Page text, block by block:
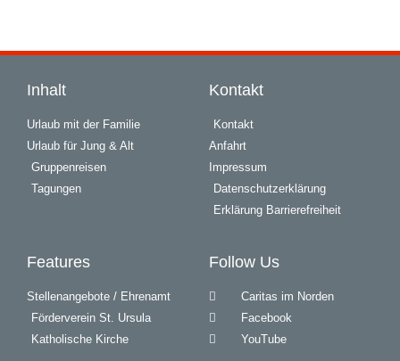
Inhalt
Urlaub mit der Familie
Urlaub für Jung & Alt
Gruppenreisen
Tagungen
Kontakt
Kontakt
Anfahrt
Impressum
Datenschutzerklärung
Erklärung Barrierefreiheit
Features
Stellenangebote / Ehrenamt
Förderverein St. Ursula
Katholische Kirche
Follow Us
Caritas im Norden
Facebook
YouTube